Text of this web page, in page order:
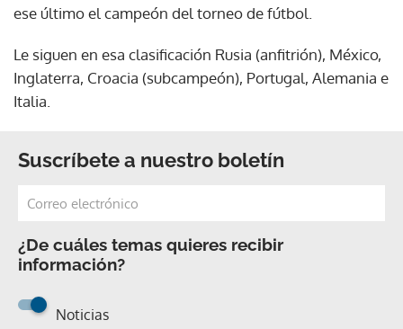
ese último el campeón del torneo de fútbol.
Le siguen en esa clasificación Rusia (anfitrión), México,
Inglaterra, Croacia (subcampeón), Portugal, Alemania e
Italia.
Suscríbete a nuestro boletín
¿De cuáles temas quieres recibir
información?
Noticias